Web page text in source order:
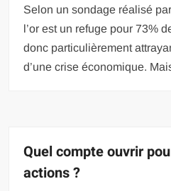
Selon un sondage réalisé
l’or est un refuge pour 73%
donc particulièrement
d’une crise économique.
Quel compte ouvrir
actions ?